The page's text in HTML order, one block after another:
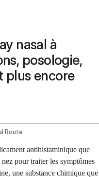
nasal à
posologie,
plus encore
Route
antihistaminique que
pour traiter les symptômes
une substance chimique que